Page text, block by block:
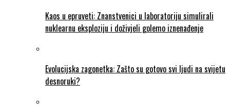
Kaos u epruveti: Znanstvenici u laboratoriju simulirali
nuklearnu eksploziju i doživjeli golemo iznenađenje
Evolucijska zagonetka: Zašto su gotovo svi ljudi na svijetu
desnoruki?